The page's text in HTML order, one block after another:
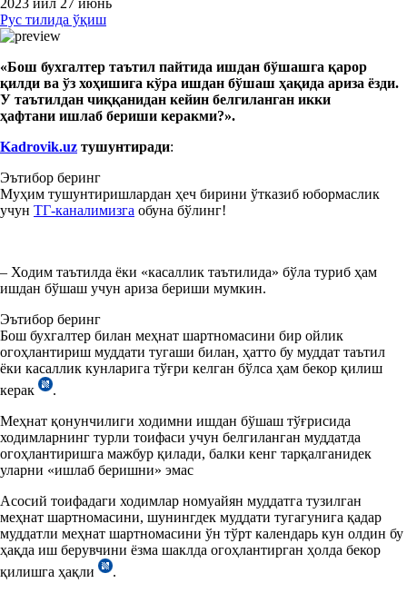
Рус тилида ўқиш
«Бош бухгалтер таътил пайтида ишдан бўшашга қарор
қилди ва ўз хоҳишига кўра ишдан бўшаш ҳақида ариза ёзди.
У таътилдан чиққанидан кейин белгиланган икки
ҳафтани ишлаб бериши керакми?».
Kadrovik.uz тушунтиради:
Эътибор беринг
Муҳим тушунтиришлардан ҳеч бирини ўтказиб юбормаслик
учун ТГ-каналимизга обуна бўлинг!
– Ходим таътилда ёки «касаллик таътилида» бўла туриб ҳам
ишдан бўшаш учун ариза бериши мумкин.
Эътибор беринг
Бош бухгалтер билан меҳнат шартномасини бир ойлик
огоҳлантириш муддати тугаши билан, ҳатто бу муддат таътил
ёки касаллик кунларига тўғри келган бўлса ҳам бекор қилиш
керак
.
Меҳнат қонунчилиги ходимни ишдан бўшаш тўғрисида
ходимларнинг турли тоифаси учун белгиланган муддатда
огоҳлантиришга мажбур қилади, балки кенг тарқалганидек
уларни «ишлаб беришни» эмас
Асосий тоифадаги ходимлар номуайян муддатга тузилган
меҳнат шартномасини, шунингдек муддати тугагунига қадар
муддатли меҳнат шартномасини ўн тўрт календарь кун олдин бу
ҳақда иш берувчини ёзма шаклда огоҳлантирган ҳолда бекор
қилишга ҳақли
.